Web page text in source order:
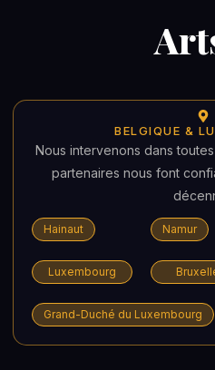
BELGIQUE &
Nous intervenons dans
partenaires nous font
Hainaut Namur
Luxembourg
Grand-Duché du Luxembourg